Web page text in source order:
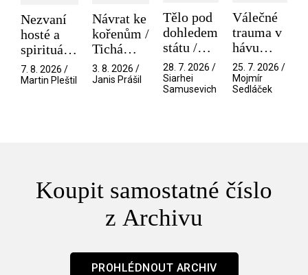
Nezvaní
hosté a
spirituální
narušitelé
z vesmíru
7. 8. 2026 /
Martin Pleštil
Návrat ke
kořenům /
Tichá
přítelkyně
3. 8. 2026 /
Janis Prášil
Tělo pod
dohledem
státu /
Pramen
28. 7. 2026 /
Siarhei
Samusevich
Válečné
trauma v
hávu
spektáklu
/ Odyssea
25. 7. 2026 /
Mojmír
Sedláček
Koupit samostatné číslo
z Archivu
PROHLÉDNOUT ARCHIV